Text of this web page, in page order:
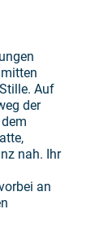
Auf
der
nah. Ihr
an